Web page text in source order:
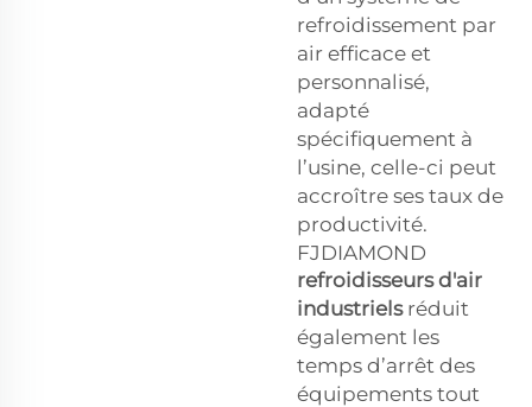
refroidissement par
air efficace et
personnalisé,
adapté
spécifiquement à
l’usine, celle-ci peut
accroître ses taux de
productivité.
FJDIAMOND
refroidisseurs d'air
industriels réduit
également les
temps d’arrêt des
équipements tout